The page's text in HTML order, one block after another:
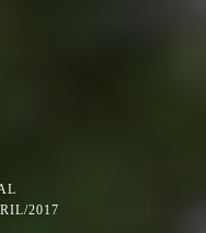
2017